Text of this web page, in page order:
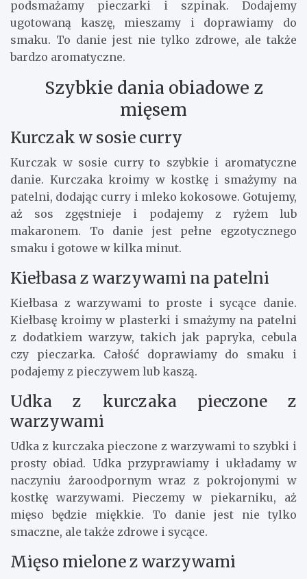
podsmażamy pieczarki i szpinak. Dodajemy
ugotowaną kaszę, mieszamy i doprawiamy do
smaku. To danie jest nie tylko zdrowe, ale także
bardzo aromatyczne.
Szybkie dania obiadowe z
mięsem
Kurczak w sosie curry
Kurczak w sosie curry to szybkie i aromatyczne
danie. Kurczaka kroimy w kostkę i smażymy na
patelni, dodając curry i mleko kokosowe. Gotujemy,
aż sos zgęstnieje i podajemy z ryżem lub
makaronem. To danie jest pełne egzotycznego
smaku i gotowe w kilka minut.
Kiełbasa z warzywami na patelni
Kiełbasa z warzywami to proste i sycące danie.
Kiełbasę kroimy w plasterki i smażymy na patelni
z dodatkiem warzyw, takich jak papryka, cebula
czy pieczarka. Całość doprawiamy do smaku i
podajemy z pieczywem lub kaszą.
Udka z kurczaka pieczone z
warzywami
Udka z kurczaka pieczone z warzywami to szybki i
prosty obiad. Udka przyprawiamy i układamy w
naczyniu żaroodpornym wraz z pokrojonymi w
kostkę warzywami. Pieczemy w piekarniku, aż
mięso będzie miękkie. To danie jest nie tylko
smaczne, ale także zdrowe i sycące.
Mięso mielone z warzywami